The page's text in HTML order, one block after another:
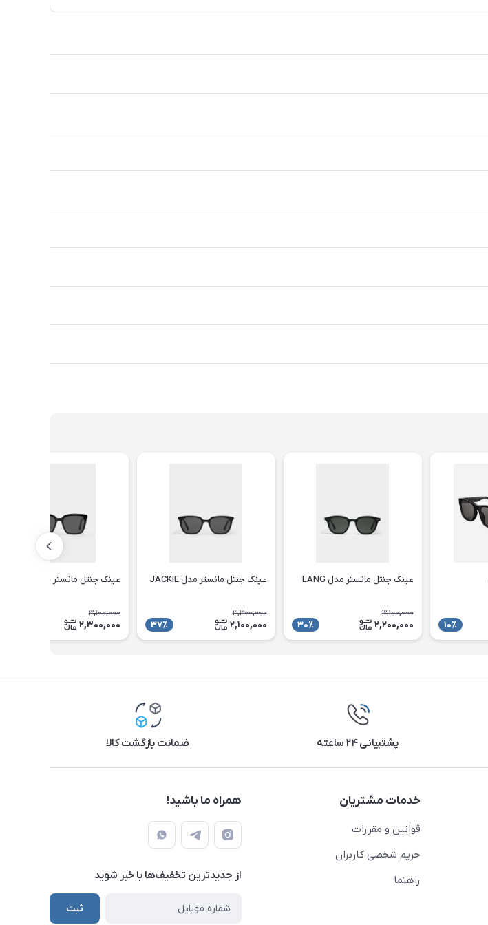
10٪
عینک جنتل مانستر مدل LANG
3,100,000
2,200,000 30٪
عینک جنتل مانستر مدل JACKIE
3,300,000
2,100,000 37٪
عینک جنتل مانستر مدل TEGA
3,100,000
2,300,000
پشتیبانی ۲۴ ساعته ضمانت بازگشت کالا
خدمات مشتریان
قوانین و مقررات
حریم شخصی کاربران
راهنما
همراه ما باشید!
از جدید‌ترین تخفیف‌ها با‌ خبر شوید
ثبت